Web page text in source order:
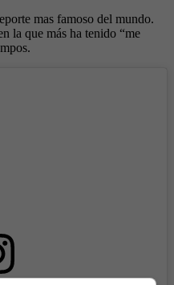
mas famoso del mundo.
la que más ha tenido “me